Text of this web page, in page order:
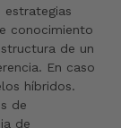
estrategias
conocimiento
de un
En caso
híbridos.
de
de